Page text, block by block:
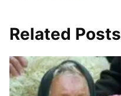
Related Posts